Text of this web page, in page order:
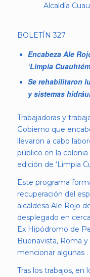
Alcaldía
BOLETÍN 327
Encabeza Ale
‘Limpia
Se rehabilitaron
y sistemas
Trabajadoras y
Gobierno que
llevaron a cabo
público en la
edición de ‘Limpia
Este programa
recuperación del
alcaldesa Ale Rojo
desplegado en
Ex Hipódromo de
Buenavista, Roma
mencionar algunas .
Tras los trabajos,